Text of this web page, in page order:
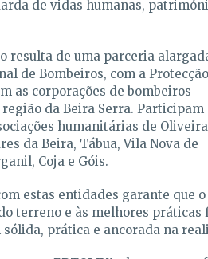
de vidas humanas,
resulta de uma parceria
de Bombeiros, com a
as corporações de bombeiros
da Beira Serra. Participam
humanitárias de
da Beira, Tábua, Vila Nova de
Coja e Góis.
estas entidades garante que
terreno e às melhores
prática e ancorada na